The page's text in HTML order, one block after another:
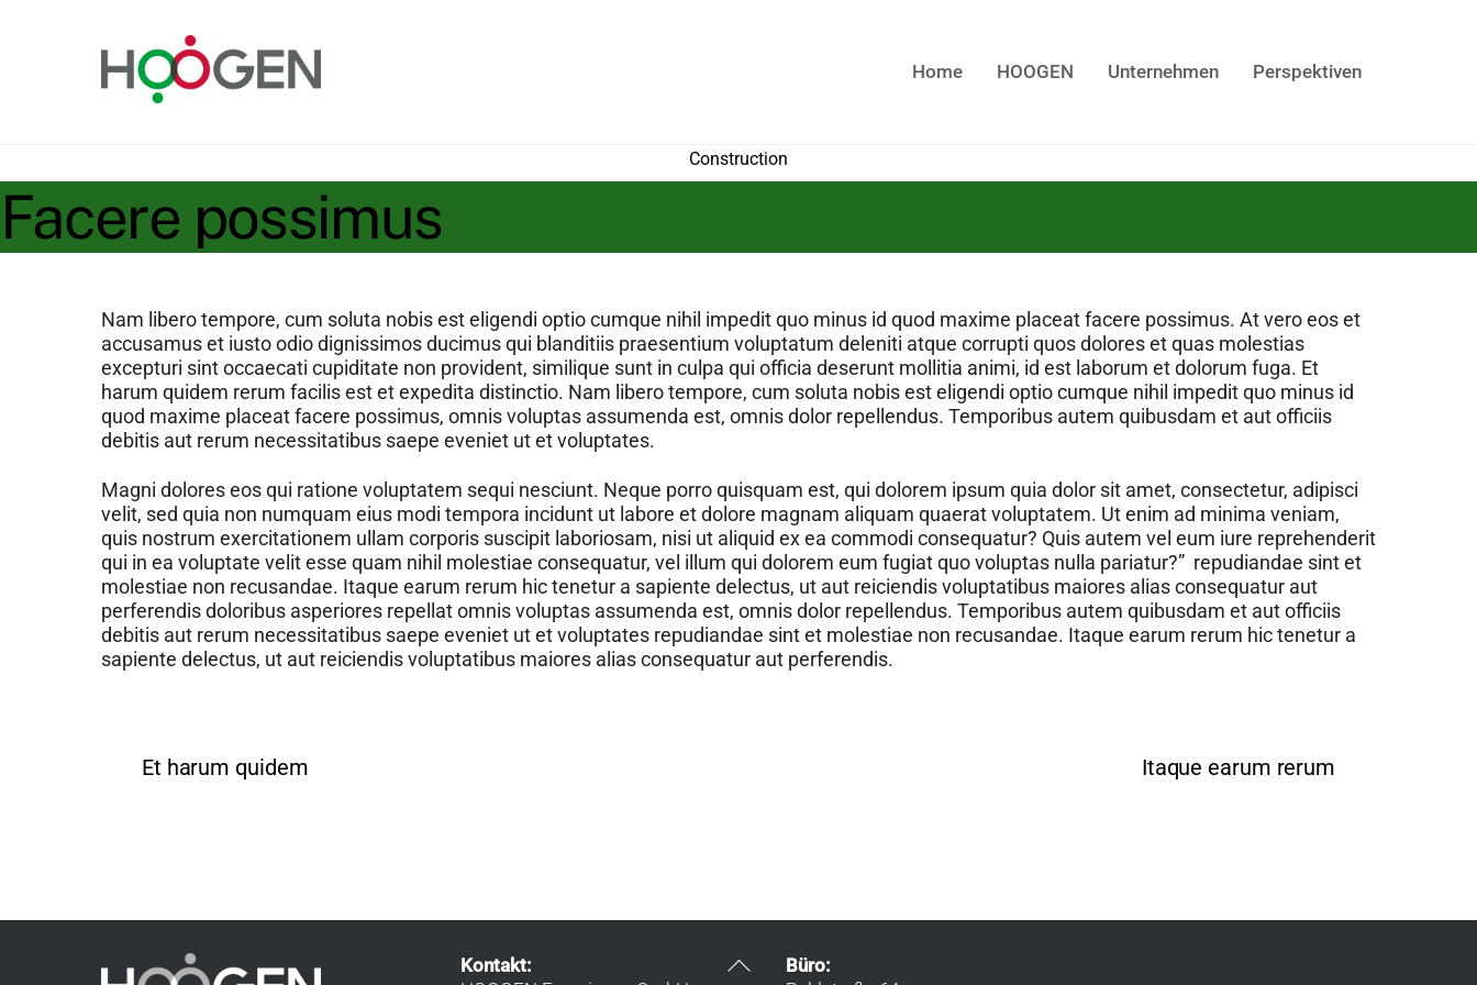
Home HOOGEN Unternehmen Perspektiven
Construction
Facere possimus
Nam libero tempore, cum soluta nobis est eligendi optio cumque nihil impedit quo minus id quod maxime placeat facere possimus. At vero eos et
accusamus et iusto odio dignissimos ducimus qui blanditiis praesentium voluptatum deleniti atque corrupti quos dolores et quas molestias
excepturi sint occaecati cupiditate non provident, similique sunt in culpa qui officia deserunt mollitia animi, id est laborum et dolorum fuga. Et
harum quidem rerum facilis est et expedita distinctio. Nam libero tempore, cum soluta nobis est eligendi optio cumque nihil impedit quo minus id
quod maxime placeat facere possimus, omnis voluptas assumenda est, omnis dolor repellendus. Temporibus autem quibusdam et aut officiis
debitis aut rerum necessitatibus saepe eveniet ut et voluptates.
Magni dolores eos qui ratione voluptatem sequi nesciunt. Neque porro quisquam est, qui dolorem ipsum quia dolor sit amet, consectetur, adipisci
velit, sed quia non numquam eius modi tempora incidunt ut labore et dolore magnam aliquam quaerat voluptatem. Ut enim ad minima veniam,
quis nostrum exercitationem ullam corporis suscipit laboriosam, nisi ut aliquid ex ea commodi consequatur? Quis autem vel eum iure reprehenderit
qui in ea voluptate velit esse quam nihil molestiae consequatur, vel illum qui dolorem eum fugiat quo voluptas nulla pariatur?” repudiandae sint et
molestiae non recusandae. Itaque earum rerum hic tenetur a sapiente delectus, ut aut reiciendis voluptatibus maiores alias consequatur aut
perferendis doloribus asperiores repellat omnis voluptas assumenda est, omnis dolor repellendus. Temporibus autem quibusdam et aut officiis
debitis aut rerum necessitatibus saepe eveniet ut et voluptates repudiandae sint et molestiae non recusandae. Itaque earum rerum hic tenetur a
sapiente delectus, ut aut reiciendis voluptatibus maiores alias consequatur aut perferendis.
Et harum quidem Itaque earum rerum
Back
Kontakt:
Büro: